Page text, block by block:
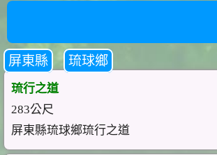
屏東縣 琉球鄉
琉行之道
283公尺
屏東縣琉球鄉琉行之道